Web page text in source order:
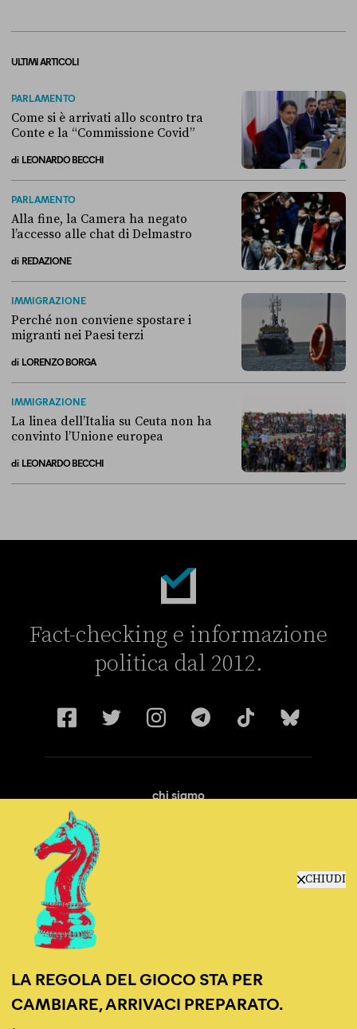
CHIUDI
LA REGOLA DEL GIOCO STA PER
CAMBIARE, ARRIVACI PREPARATO.
ULTIMI ARTICOLI
PARLAMENTO
Come si è arrivati allo scontro tra
Conte e la “Commissione Covid”
di LEONARDO BECCHI
PARLAMENTO
Alla fine, la Camera ha negato
l’accesso alle chat di Delmastro
di REDAZIONE
IMMIGRAZIONE
Perché non conviene spostare i
migranti nei Paesi terzi
di LORENZO BORGA
IMMIGRAZIONE
La linea dell’Italia su Ceuta non ha
convinto l’Unione europea
di LEONARDO BECCHI
Fact-checking e informazione
politica dal 2012.
chi siamo